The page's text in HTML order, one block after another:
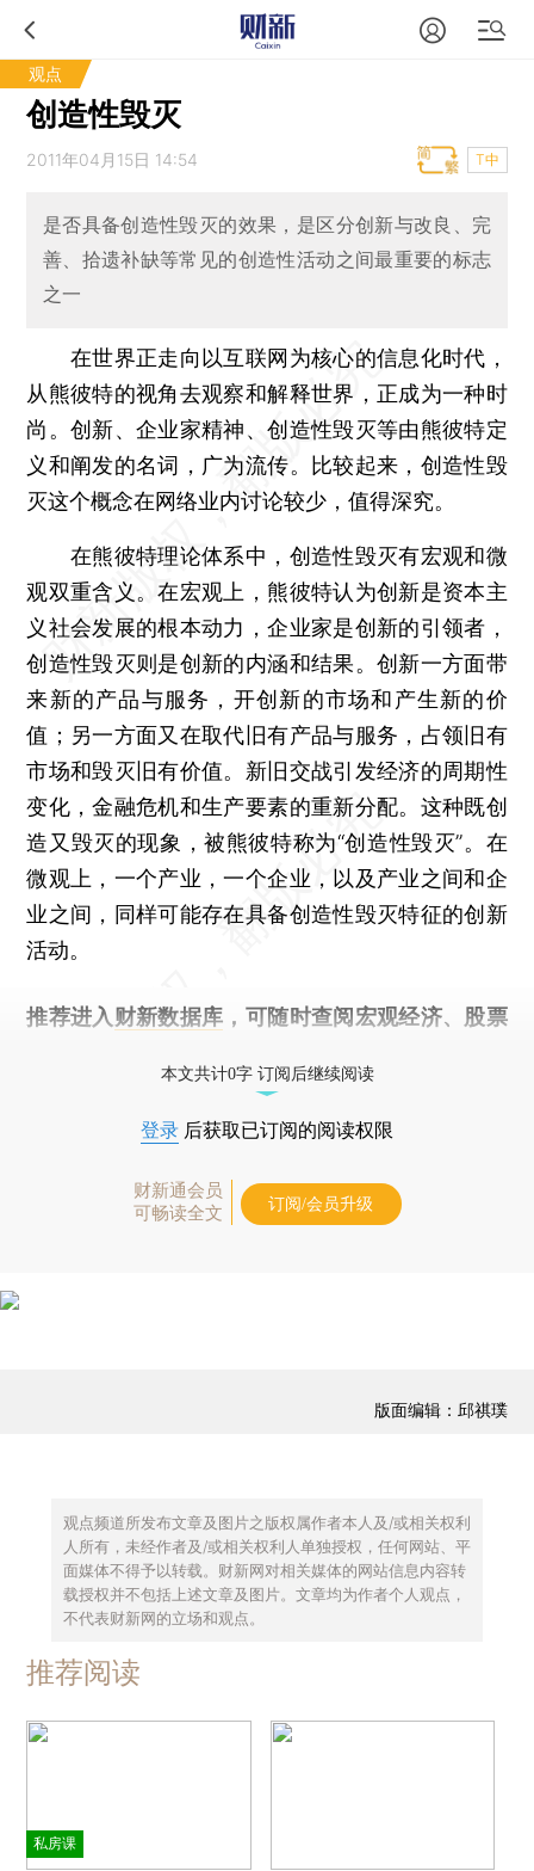
观点
创造性毁灭
2011年04月15日 14:54 T中
是否具备创造性毁灭的效果，是区分创新与改良、完
善、拾遗补缺等常见的创造性活动之间最重要的标志
之一
在世界正走向以互联网为核心的信息化时代，
从熊彼特的视角去观察和解释世界，正成为一种时
尚。创新、企业家精神、创造性毁灭等由熊彼特定
义和阐发的名词，广为流传。比较起来，创造性毁
灭这个概念在网络业内讨论较少，值得深究。
在熊彼特理论体系中，创造性毁灭有宏观和微
观双重含义。在宏观上，熊彼特认为创新是资本主
义社会发展的根本动力，企业家是创新的引领者，
创造性毁灭则是创新的内涵和结果。创新一方面带
来新的产品与服务，开创新的市场和产生新的价
值；另一方面又在取代旧有产品与服务，占领旧有
市场和毁灭旧有价值。新旧交战引发经济的周期性
变化，金融危机和生产要素的重新分配。这种既创
造又毁灭的现象，被熊彼特称为“创造性毁灭”。在
微观上，一个产业，一个企业，以及产业之间和企
业之间，同样可能存在具备创造性毁灭特征的创新
活动。
推荐进入 财新数据库 ，可随时查阅宏观经济、股票
本文共计0字 订阅后继续阅读
登录 后获取已订阅的阅读权限
财新通会员
可畅读全文
订阅/会员升级
版面编辑：邱祺璞
观点频道所发布文章及图片之版权属作者本人及/或相关权利
人所有，未经作者及/或相关权利人单独授权，任何网站、平
面媒体不得予以转载。财新网对相关媒体的网站信息内容转
载授权并不包括上述文章及图片。文章均为作者个人观点，
不代表财新网的立场和观点。
推荐阅读
私房课